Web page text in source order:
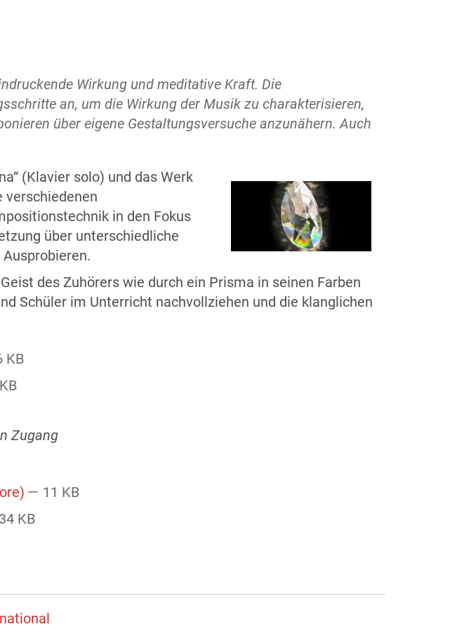
Wirkung und meditative Kraft. Die
an, um die Wirkung der Musik zu charakterisieren,
über eigene Gestaltungsversuche anzunähern. Auch
(Klavier solo) und das Werk
verschiedenen
in den Fokus
über unterschiedliche
des Zuhörers wie durch ein Prisma in seinen Farben
Schüler im Unterricht nachvollziehen und die klanglichen
KB
Zugang
— 11 KB
KB